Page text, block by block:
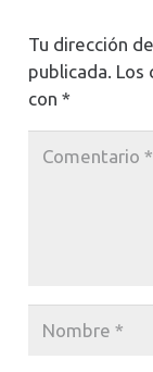
Tu dirección
publicada. Los
con *